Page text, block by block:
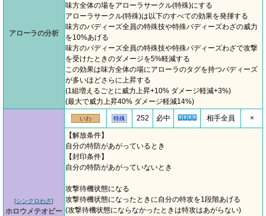
アローラの分析
味方全体の場をアローラサークル(特殊)にする
アローラサークル(特殊)は以下のすべての効果を発揮する
味方のバディーズ全員の特殊技や特殊バディーズわざの威力
を10%あげる
味方のバディーズ全員の特殊技や特殊バディーズわざで攻撃
を受けたときのダメージを5%軽減する
この効果は味方全体の場にアローラのタグを持つバディーズ
が多いほどさらに上昇する
(1組増えるごとに威力上昇+10% ダメージ軽減+3%)
(最大で威力上昇40% ダメージ軽減14%)
[シンクロわざ]
ホロウメテオビー
いわ 特殊 252 必中 相手全員 ×
【解放条件】
自分の特防があがっているとき
【封印条件】
自分の特防があがっていないとき
攻撃待機状態になる
攻撃待機状態になったときに自分の特攻を1段階あげる
(攻撃待機状態にならなかったときは特攻はあがらない)